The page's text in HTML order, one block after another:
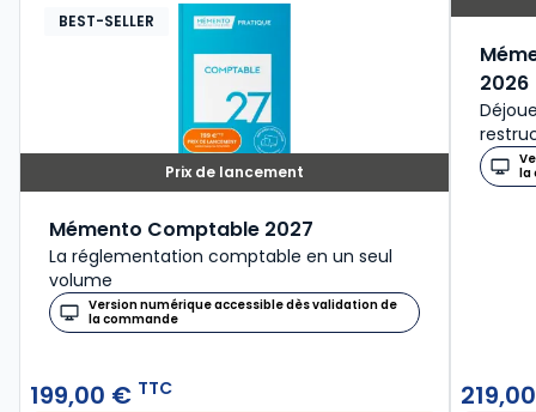
Prix de lancement
BEST-SELLER
Mémento Comptable 2027
La réglementation comptable en un seul
volume
Version numérique accessible dès validation de
la commande
199,00 € TTC
2026
la